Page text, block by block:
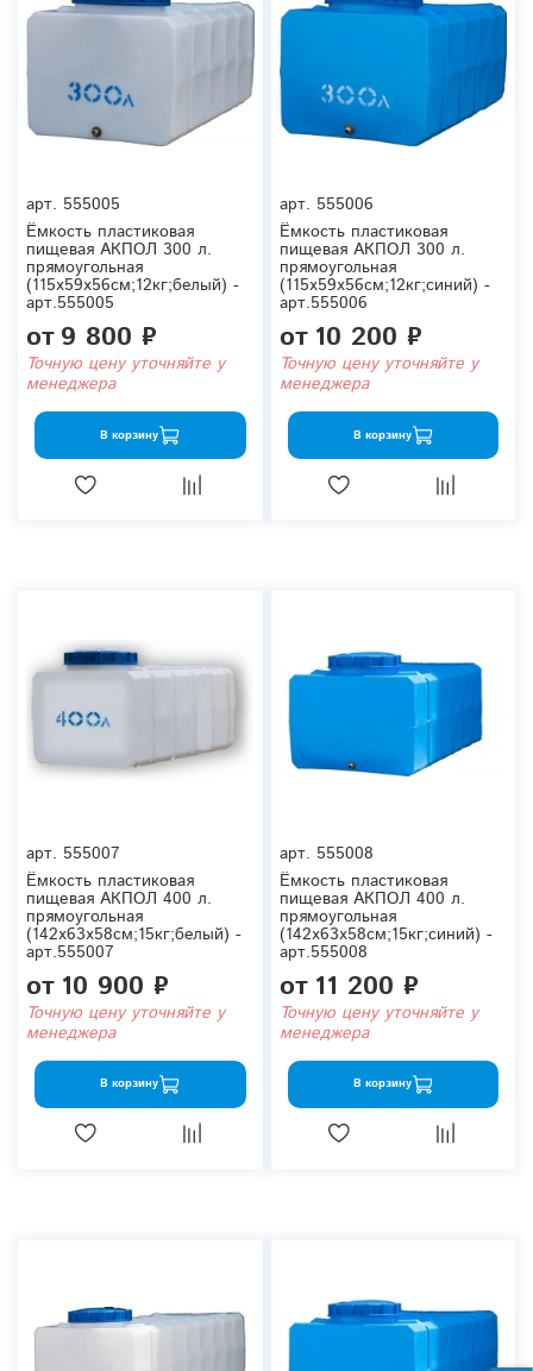
арт. 555005
Ёмкость пластиковая
пищевая АКПОЛ 300 л.
прямоугольная
(115x59x56см;12кг;белый) -
арт.555005
от9 800 ₽
Точную цену уточняйте у
менеджера
В корзину
арт. 555006
Ёмкость пластиковая
пищевая АКПОЛ 300 л.
прямоугольная
(115x59x56см;12кг;синий) -
арт.555006
от 10 200 ₽
Точную цену уточняйте у
менеджера
В корзину
арт. 555007
Ёмкость пластиковая
пищевая АКПОЛ 400 л.
прямоугольная
(142x63x58см;15кг;белый) -
арт.555007
от 10 900 ₽
Точную цену уточняйте у
менеджера
В корзину
арт. 555008
Ёмкость пластиковая
пищевая АКПОЛ 400 л.
прямоугольная
(142x63x58см;15кг;синий) -
арт.555008
от 11 200 ₽
Точную цену уточняйте у
менеджера
В корзину